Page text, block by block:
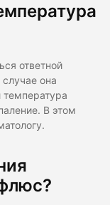
ответной
она
температура
В этом